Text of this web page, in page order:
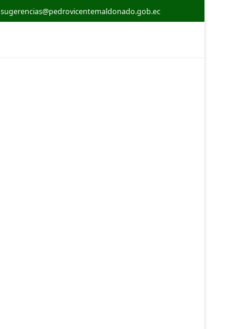
sugerencias@pedrovicentemaldonado.gob.ec